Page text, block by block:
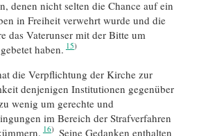
denen nicht selten die Chance auf ein
in Freiheit verwehrt wurde und die
das Vaterunser mit der Bitte um
haben. 15
die Verpflichtung der Kirche zur
denjenigen Institutionen gegenüber
wenig um gerechte und
im Bereich der Strafverfahren
16
Seine Gedanken enthalten